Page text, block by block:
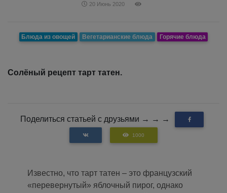
20 Июнь 2020
Блюда из овощей Вегетарианские блюда Горячие блюда
Солёный рецепт тарт татен.
Поделиться статьей с друзьями → → →
1000
Известно, что тарт татен – это французский
«перевернутый» яблочный пирог, однако